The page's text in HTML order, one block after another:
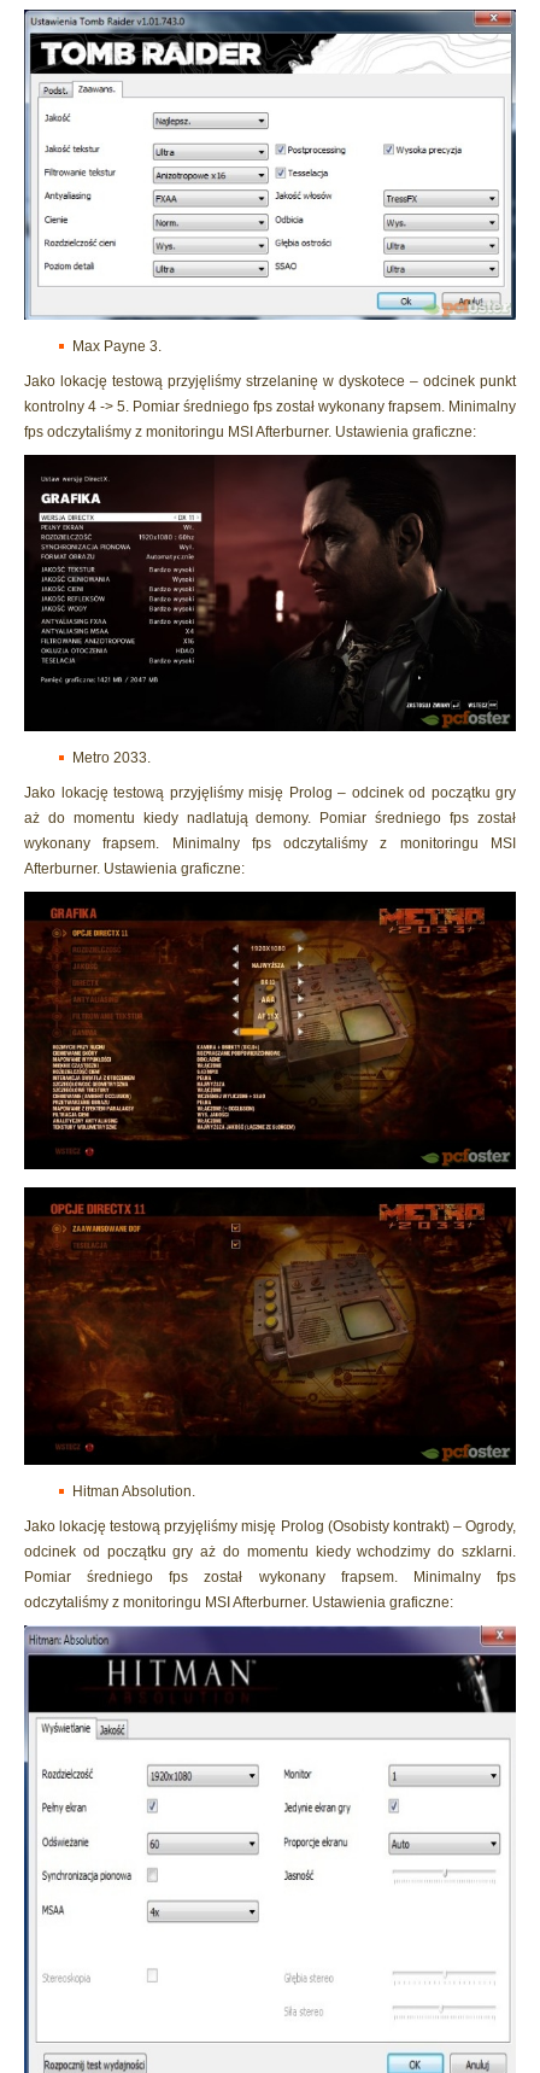
Max Payne 3.
Jako lokację testową przyjęliśmy strzelaninę w dyskotece – odcinek punkt
kontrolny 4 -> 5. Pomiar średniego fps został wykonany frapsem. Minimalny
fps odczytaliśmy z monitoringu MSI Afterburner. Ustawienia graficzne:
Metro 2033.
Jako lokację testową przyjęliśmy misję Prolog – odcinek od początku gry
aż do momentu kiedy nadlatują demony. Pomiar średniego fps został
wykonany frapsem. Minimalny fps odczytaliśmy z monitoringu MSI
Afterburner. Ustawienia graficzne:
Hitman Absolution.
Jako lokację testową przyjęliśmy misję Prolog (Osobisty kontrakt) – Ogrody,
odcinek od początku gry aż do momentu kiedy wchodzimy do szklarni.
Pomiar średniego fps został wykonany frapsem. Minimalny fps
odczytaliśmy z monitoringu MSI Afterburner. Ustawienia graficzne: